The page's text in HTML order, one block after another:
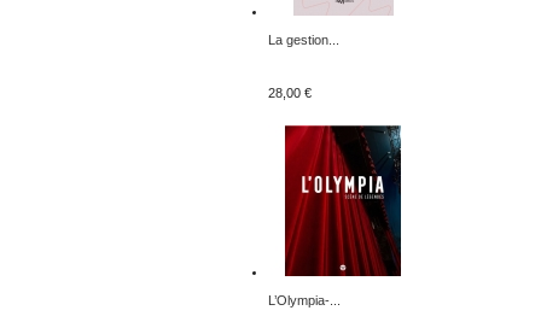
La gestion...
28,00 €
L’Olympia-...